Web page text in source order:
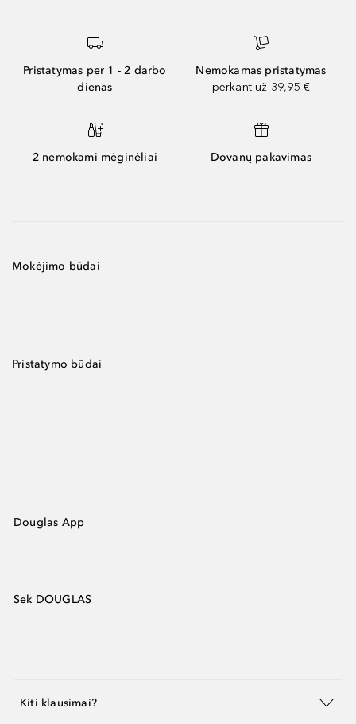
Pristatymas per 1 - 2 darbo
dienas
Nemokamas pristatymas
perkant už 39,95 €
2 nemokami mėginėliai Dovanų pakavimas
Mokėjimo būdai
Pristatymo būdai
Douglas App
Sek DOUGLAS
Kiti klausimai?